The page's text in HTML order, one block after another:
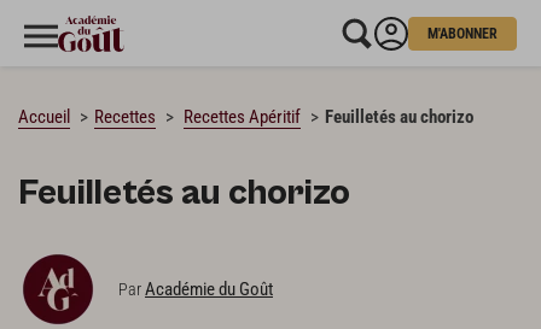
M'ABONNER
Accueil Recettes Recettes Apéritif Feuilletés au chorizo
Feuilletés au chorizo
ParAcadémie du Goût
CHARGEMENT…